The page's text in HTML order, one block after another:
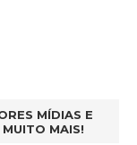
MÍDIAS E
MAIS!